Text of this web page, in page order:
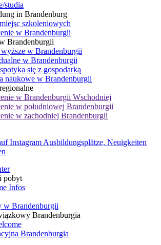
studia
in Brandenburg
szkoleniowych
w Brandenburgii
Brandenburgii
wyższe w Brandenburgii
w Brandenburgii
się z gospodarką
naukowe w Brandenburgii
w Brandenburgii Wschodniej
w południowej Brandenburgii
w zachodniej Brandenburgii
Instagram Ausbildungsplätze, Neuigkeiten
pobyt
Infos
w Brandenburgii
Brandenburgia
Brandenburgia